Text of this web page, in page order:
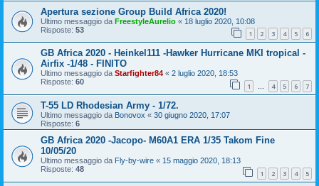
Apertura sezione Group Build Africa 2020!
Ultimo messaggio da FreestyleAurelio « 18 luglio 2020, 10:08
Risposte: 53 1 2 3 4 5 6
GB Africa 2020 - Heinkel111 -Hawker Hurricane MKI tropical -
Airfix -1/48 - FINITO
Ultimo messaggio da Starfighter84 « 2 luglio 2020, 18:53
Risposte: 60 1 … 4 5 6 7
T-55 LD Rhodesian Army - 1/72.
Ultimo messaggio da Bonovox « 30 giugno 2020, 17:07
Risposte: 6
GB Africa 2020 -Jacopo- M60A1 ERA 1/35 Takom Fine
10/05/20
Ultimo messaggio da Fly-by-wire « 15 maggio 2020, 18:13
Risposte: 48 1 2 3 4 5